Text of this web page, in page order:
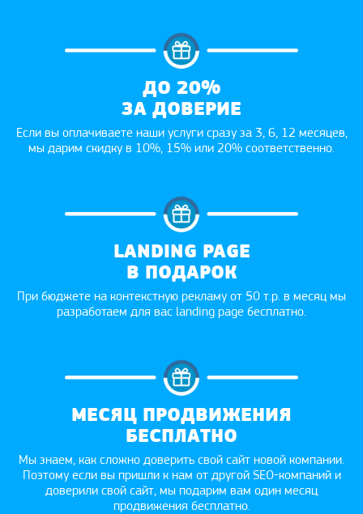
ДО 20%
ЗА ДОВЕРИЕ
Если вы оплачиваете наши услуги сразу за 3, 6, 12 месяцев,
мы дарим скидку в 10%, 15% или 20% соответственно.
LANDING PAGE
В ПОДАРОК
При бюджете на контекстную рекламу от 50 т.р. в месяц мы
разработаем для вас landing page бесплатно.
МЕСЯЦ ПРОДВИЖЕНИЯ
БЕСПЛАТНО
Мы знаем, как сложно доверить свой сайт новой компании.
Поэтому если вы пришли к нам от другой SEO-компаний и
доверили свой сайт, мы подарим вам один месяц
продвижения бесплатно.